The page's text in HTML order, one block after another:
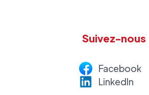
Suivez-nous
Facebook
LinkedIn